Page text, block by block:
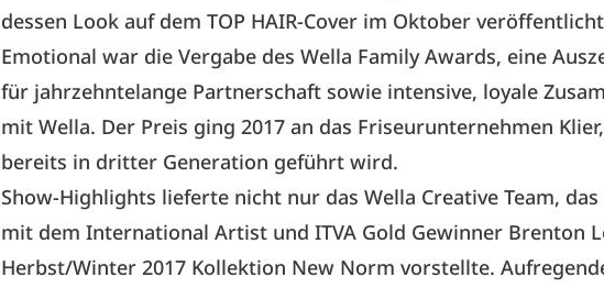
dessen Look auf dem TOP HAIR-Cover im Oktober
Emotional war die Vergabe des Wella Family Awards, eine
für jahrzehntelange Partnerschaft sowie intensive, loyale
mit Wella. Der Preis ging 2017 an das Friseurunternehmen
bereits in dritter Generation geführt wird.
Show-Highlights lieferte nicht nur das Wella Creative Team,
mit dem International Artist und ITVA Gold Gewinner Brenton
Herbst/Winter 2017 Kollektion New Norm vorstellte.